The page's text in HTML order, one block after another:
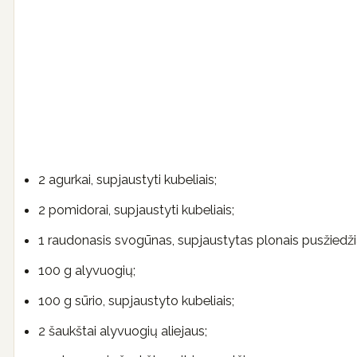
2 agurkai, supjaustyti kubeliais;
2 pomidorai, supjaustyti kubeliais;
1 raudonasis svogūnas, supjaustytas plonais
100 g alyvuogių;
100 g sūrio, supjaustyto kubeliais;
2 šaukštai alyvuogių aliejaus;